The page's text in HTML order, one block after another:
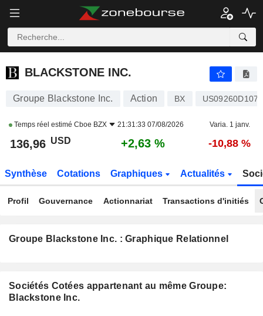
BLACKSTONE INC.
BLACKSTONE INC.
Groupe Blackstone Inc. Action BX US09260D1072
Temps réel estimé Cboe BZX 21:31:33 07/08/2026 Varia. 1 janv.
136,96 USD +2,63 % -10,88 %
Synthèse Cotations Graphiques Actualités
Profil Gouvernance Actionnariat Transactions d'initiés
Groupe Blackstone Inc. : Graphique Relationnel
Sociétés Cotées appartenant au même Groupe:
Blackstone Inc.